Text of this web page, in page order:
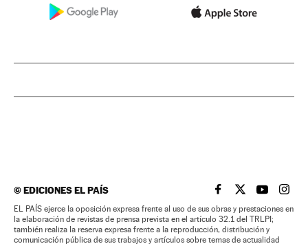
©EDICIONES EL PAÍS EL PAÍS BRASIL EN
EL PAÍSEL PAÍS
EL
EL PAÍS ejerce la oposición expresa frente al uso de sus obras y prestaciones en
la elaboración de revistas de prensa prevista en el artículo 32.1 del TRLPI;
también realiza la reserva expresa frente a la reproducción, distribución y
comunicación pública de sus trabajos y artículos sobre temas de actualidad